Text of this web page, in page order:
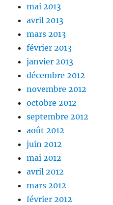
mai 2013
avril 2013
mars 2013
février 2013
janvier 2013
décembre 2012
novembre 2012
octobre 2012
septembre 2012
août 2012
juin 2012
mai 2012
avril 2012
mars 2012
février 2012